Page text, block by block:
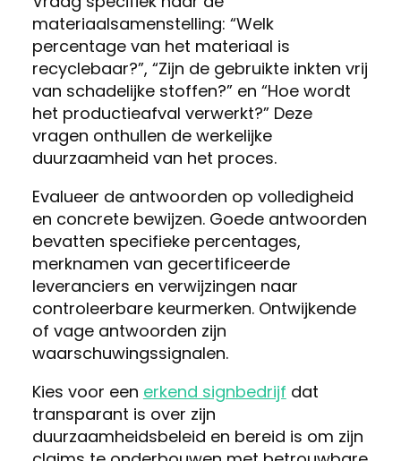
materiaalsamenstelling: “Welk
percentage van het materiaal is
recyclebaar?”, “Zijn de gebruikte inkten vrij
van schadelijke stoffen?” en “Hoe wordt
het productieafval verwerkt?” Deze
vragen onthullen de werkelijke
duurzaamheid van het proces.
Evalueer de antwoorden op volledigheid
en concrete bewijzen. Goede antwoorden
bevatten specifieke percentages,
merknamen van gecertificeerde
leveranciers en verwijzingen naar
controleerbare keurmerken. Ontwijkende
of vage antwoorden zijn
waarschuwingssignalen.
Kies voor een erkend signbedrijf dat
transparant is over zijn
duurzaamheidsbeleid en bereid is om zijn